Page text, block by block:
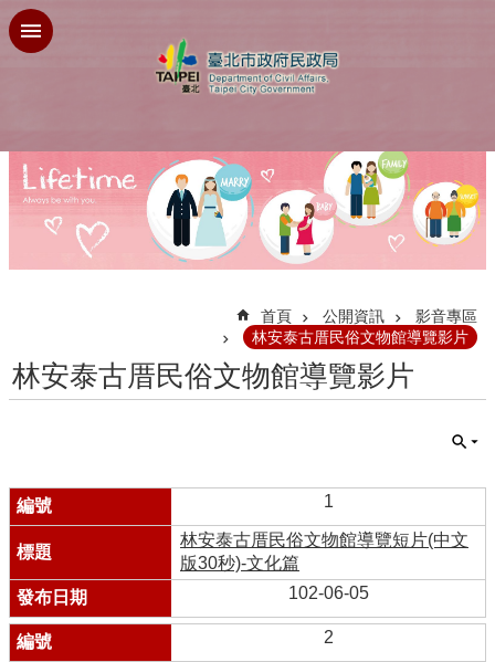
跳到主要內容區塊
首頁 公開資訊
影音專區
林安泰古厝民俗文物館導覽影片
林安泰古厝民俗文物館導覽影片
1
林安泰古厝民俗文物館導覽短片(中文
版30秒)-文化篇
102-06-05
2